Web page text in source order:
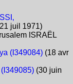
juil 1971)
ISRAËL
(I349084)(18 avr
(30 juin